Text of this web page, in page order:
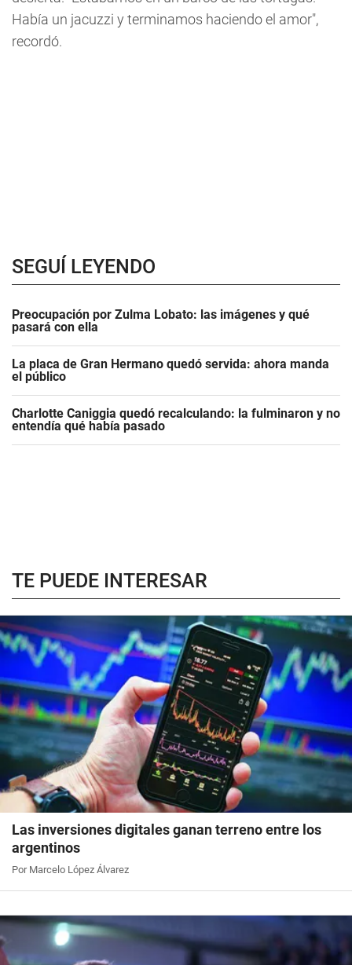
Había un jacuzzi y terminamos haciendo el amor",
recordó.
SEGUÍ LEYENDO
Preocupación por Zulma Lobato: las imágenes y qué
pasará con ella
La placa de Gran Hermano quedó servida: ahora manda
el público
Charlotte Caniggia quedó recalculando: la fulminaron y no
entendía qué había pasado
TE PUEDE INTERESAR
Las inversiones digitales ganan terreno entre los
argentinos
Por Marcelo López Álvarez